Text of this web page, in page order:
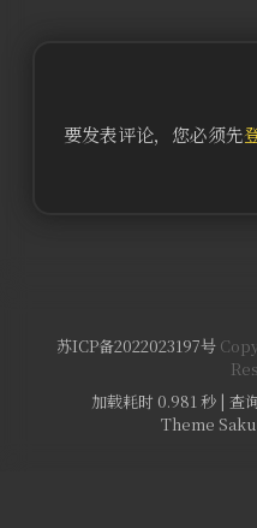
要发表评论，您必须先
苏ICP备2022023197号
加载耗时 0.981 秒 | 查
Theme